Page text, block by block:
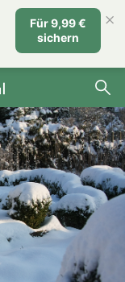
Für 9,99 €
sichern
×